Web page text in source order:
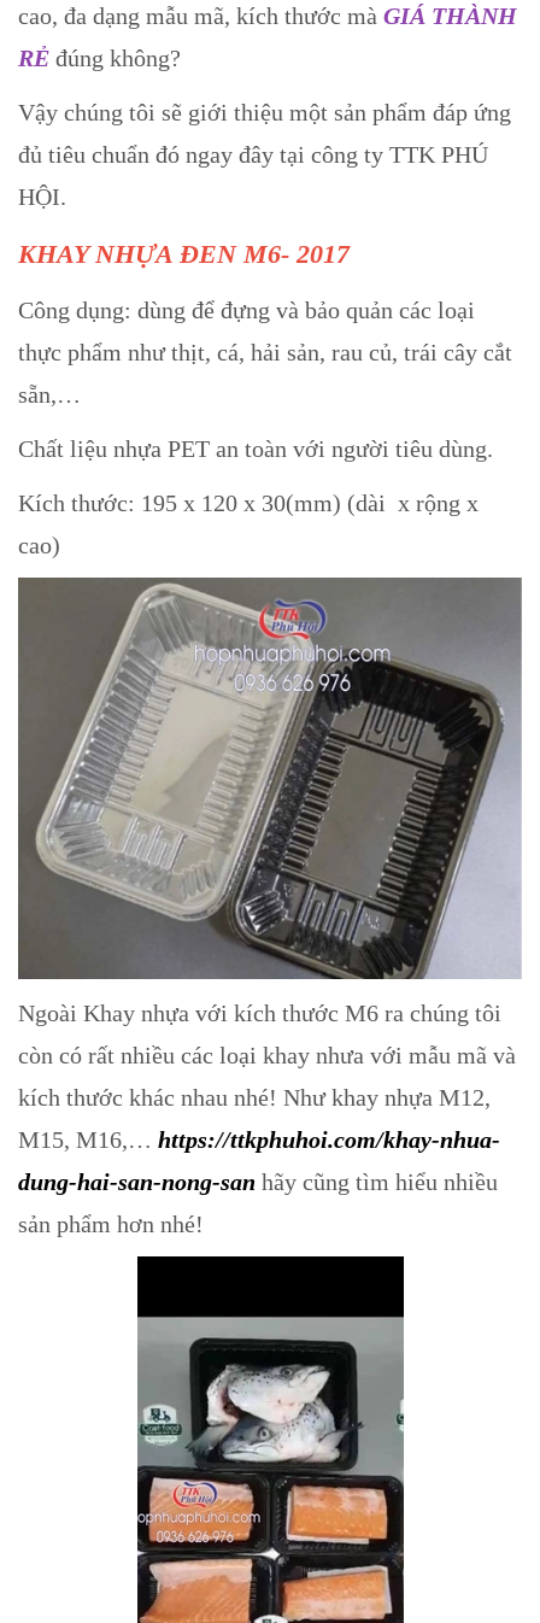
cao, đa dạng mẫu mã, kích thước mà GIÁ THÀNH
RẺ đúng không?
Vậy chúng tôi sẽ giới thiệu một sản phẩm đáp ứng
đủ tiêu chuẩn đó ngay đây tại công ty TTK PHÚ
HỘI.
KHAY NHỰA ĐEN M6- 2017
Công dụng: dùng để đựng và bảo quản các loại
thực phẩm như thịt, cá, hải sản, rau củ, trái cây cắt
sẵn,…
Chất liệu nhựa PET an toàn với người tiêu dùng.
Kích thước: 195 x 120 x 30(mm) (dài x rộng x
cao)
Ngoài Khay nhựa với kích thước M6 ra chúng tôi
còn có rất nhiều các loại khay nhưa với mẫu mã và
kích thước khác nhau nhé! Như khay nhựa M12,
M15, M16,… https://ttkphuhoi.com/khay-nhua-
dung-hai-san-nong-san hãy cũng tìm hiểu nhiều
sản phẩm hơn nhé!